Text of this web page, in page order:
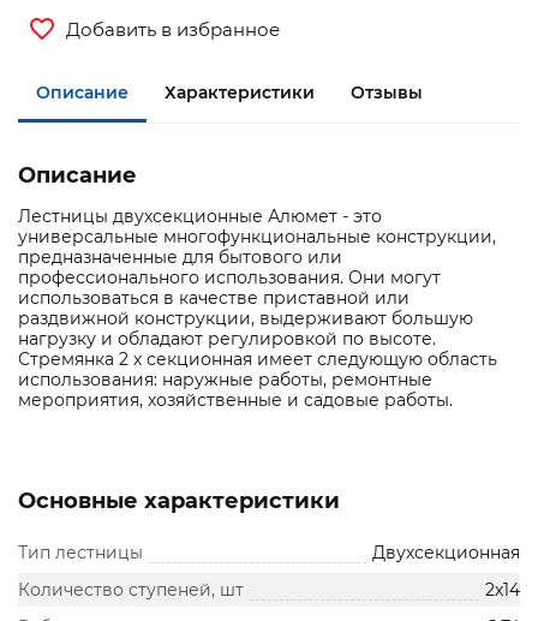
Добавить в избранное
Описание Характеристики Отзывы
Описание
Лестницы двухсекционные Алюмет - это
универсальные многофункциональные конструкции,
предназначенные для бытового или
профессионального использования. Они могут
использоваться в качестве приставной или
раздвижной конструкции, выдерживают большую
нагрузку и обладают регулировкой по высоте.
Стремянка 2 х секционная имеет следующую область
использования: наружные работы, ремонтные
мероприятия, хозяйственные и садовые работы.
Основные характеристики
Тип лестницы
Двухсекционная
Количество ступеней, шт
2х14